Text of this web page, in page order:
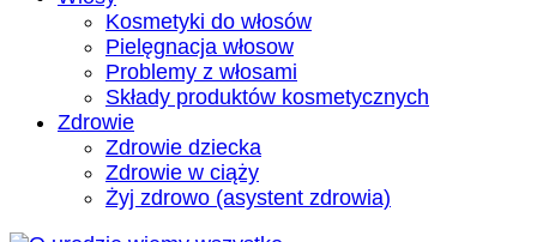
Kosmetyki do włosów
Pielęgnacja włosow
Problemy z włosami
Składy produktów kosmetycznych
Zdrowie
Zdrowie dziecka
Zdrowie w ciąży
Żyj zdrowo (asystent zdrowia)